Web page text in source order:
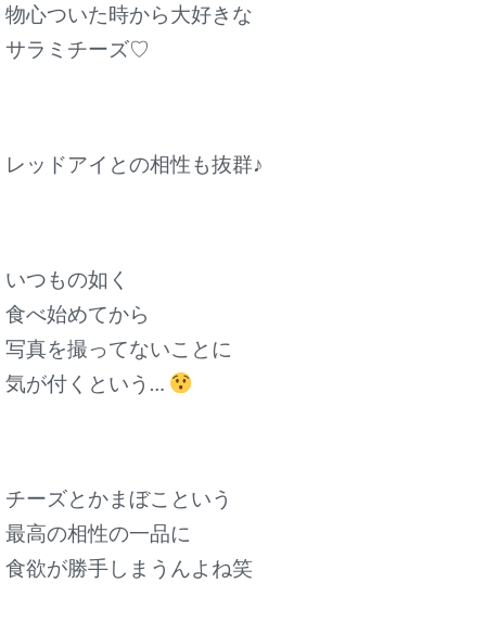
物心ついた時から大好きな
サラミチーズ♡
レッドアイとの相性も抜群♪
いつもの如く
食べ始めてから
写真を撮ってないことに
気が付くという…
チーズとかまぼこという
最高の相性の一品に
食欲が勝手しまうんよね笑